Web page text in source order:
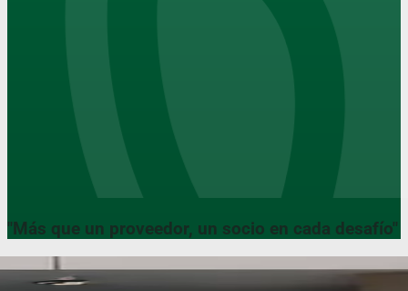
"Más que un proveedor, un socio en cada desafío"